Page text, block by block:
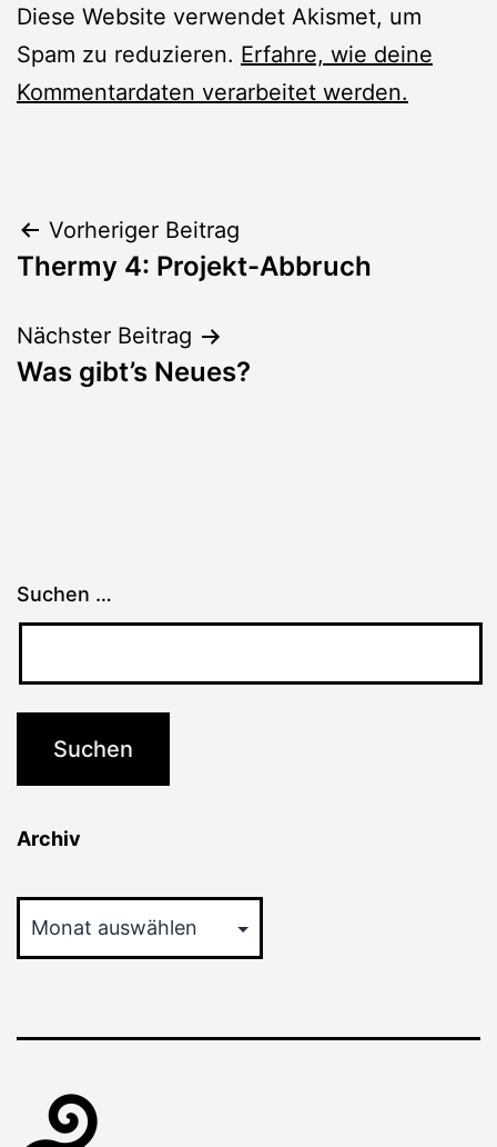
Diese Website verwendet Akismet, um
Spam zu reduzieren. Erfahre, wie deine
Kommentardaten verarbeitet werden.
Beitragsnavigation
Vorheriger Beitrag
Thermy 4: Projekt-Abbruch
Nächster Beitrag
Was gibt’s Neues?
Suchen …
Archiv